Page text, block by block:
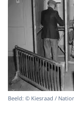
Beeld: © Kiesraad /